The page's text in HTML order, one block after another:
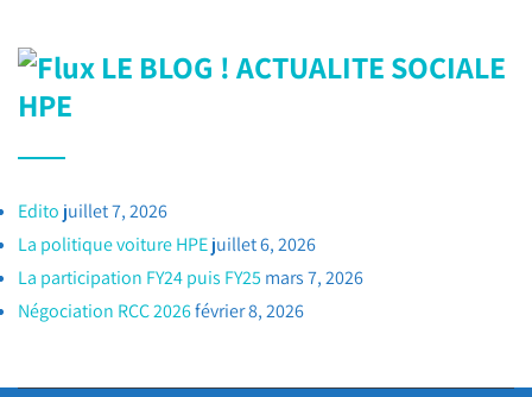
LE BLOG ! ACTUALITE SOCIALE
HPE
Edito juillet 7, 2026
La politique voiture HPEjuillet 6, 2026
La participation FY24 puis FY25 mars 7, 2026
Négociation RCC 2026février 8, 2026